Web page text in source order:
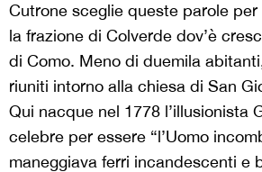
Cutrone sceglie queste parole
la frazione di Colverde dov’è
di Como. Meno di duemila
riuniti intorno alla chiesa di San
Qui nacque nel 1778 l’illusionista
celebre per essere “l’Uomo
maneggiava ferri incandescenti e